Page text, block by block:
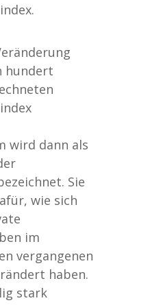
hundert
wird dann als
Sie
wie sich
im
vergangenen
haben.
stark